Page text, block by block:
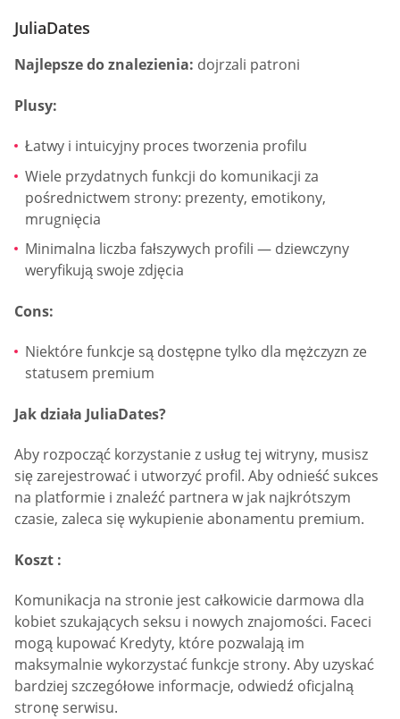
JuliaDates
Najlepsze do znalezienia: dojrzali patroni
Plusy:
Łatwy i intuicyjny proces tworzenia profilu
Wiele przydatnych funkcji do komunikacji za
pośrednictwem strony: prezenty, emotikony,
mrugnięcia
Minimalna liczba fałszywych profili — dziewczyny
weryfikują swoje zdjęcia
Cons:
Niektóre funkcje są dostępne tylko dla mężczyzn ze
statusem premium
Jak działa JuliaDates?
Aby rozpocząć korzystanie z usług tej witryny, musisz
się zarejestrować i utworzyć profil. Aby odnieść sukces
na platformie i znaleźć partnera w jak najkrótszym
czasie, zaleca się wykupienie abonamentu premium.
Koszt :
Komunikacja na stronie jest całkowicie darmowa dla
kobiet szukających seksu i nowych znajomości. Faceci
mogą kupować Kredyty, które pozwalają im
maksymalnie wykorzystać funkcje strony. Aby uzyskać
bardziej szczegółowe informacje, odwiedź oficjalną
stronę serwisu.